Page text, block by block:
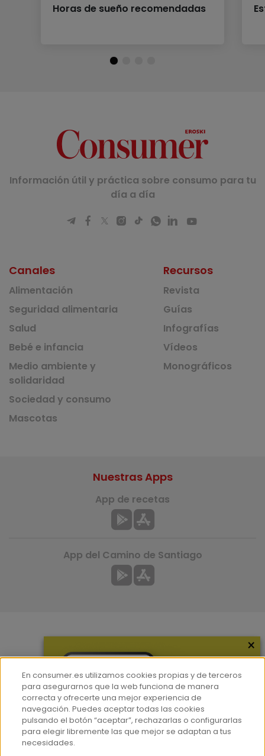
Horas de sueño recomendadas
Información útil y práctica sobre consumo para tu
día a día
Canales
Alimentación
Seguridad alimentaria
Salud
Bebé e infancia
Medio ambiente y
solidaridad
Sociedad y consumo
Mascotas
Recursos
Revista
Guías
Infografías
Vídeos
Monográficos
Hemeroteca
Contacto
Prensa
Corpus Lingüístico Consumer
Nuestras Apps
App de recetas
App del Camino de Santiago
×
En consumer.es utilizamos cookies propias y de terceros
para asegurarnos que la web funciona de manera
correcta y ofrecerte una mejor experiencia de
navegación. Puedes aceptar todas las cookies
pulsando el botón “aceptar”, rechazarlas o configurarlas
para elegir libremente las que mejor se adaptan a tus
necesidades.